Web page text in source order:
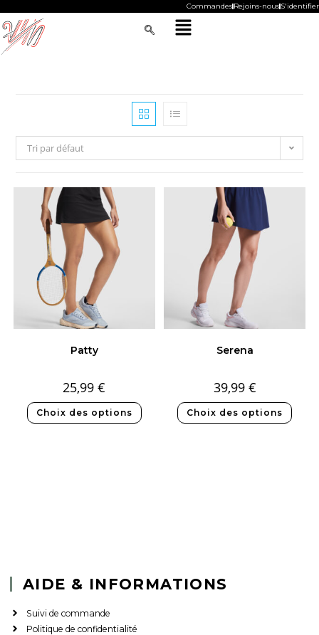
Commandes Rejoins-nous S'identifier
Tri par défaut
Patty
25,99€
Choix des options
Serena
39,99 €
Choix des options
AIDE & INFORMATIONS
Suivi de commande
Politique de confidentialité